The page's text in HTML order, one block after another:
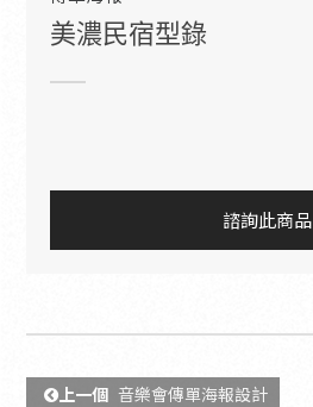
美濃民宿型錄
諮詢此商品
上一個 音樂會傳單海報設計